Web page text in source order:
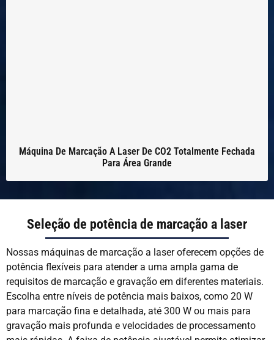
Máquina De Marcação A Laser De CO2 Totalmente Fechada
Para Área Grande
Seleção de potência de marcação a laser
Nossas máquinas de marcação a laser oferecem opções de
potência flexíveis para atender a uma ampla gama de
requisitos de marcação e gravação em diferentes materiais.
Escolha entre níveis de potência mais baixos, como 20 W
para marcação fina e detalhada, até 300 W ou mais para
gravação mais profunda e velocidades de processamento